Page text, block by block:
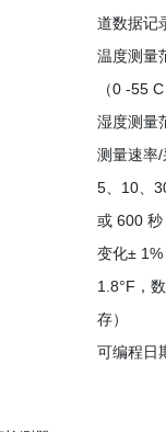
道数据记
温度测量
（0 -55 C
湿度测量
测量速率/
5、10、
或 600 秒
变化±
1.8°F，
存）
可编程日